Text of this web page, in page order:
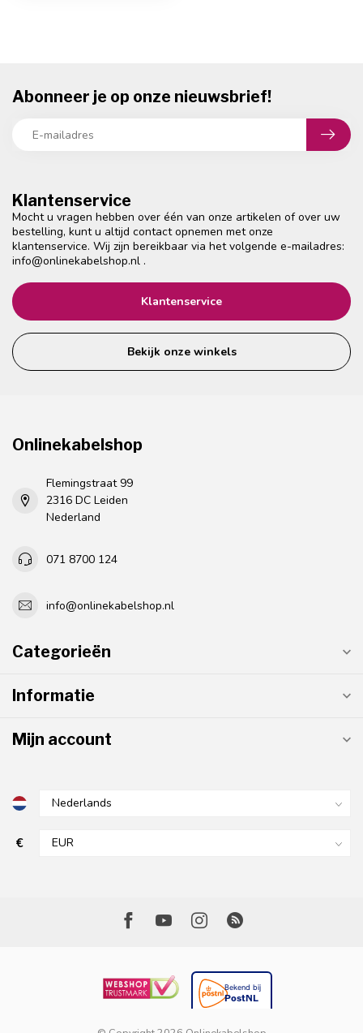
Klantenservice
Mocht u vragen hebben over één van onze artikelen of over uw
bestelling, kunt u altijd contact opnemen met onze
klantenservice. Wij zijn bereikbaar via het volgende e-mailadres:
info@onlinekabelshop.nl .
Klantenservice
Bekijk onze winkels
Abonneer je op onze nieuwsbrief!
Onlinekabelshop
Flemingstraat 99
2316 DC Leiden
Nederland
071 8700 124
info@onlinekabelshop.nl
Categorieën
Informatie
Mijn account
€